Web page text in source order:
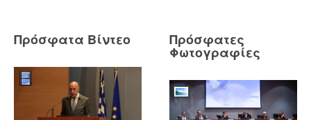
Πρόσφατα Βίντεο Πρόσφατες
Φωτογραφίες